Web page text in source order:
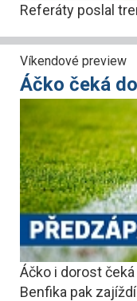
Referáty poslal
Víkendové preview
Áčko čeká
Áčko i dorost
Benfika pak